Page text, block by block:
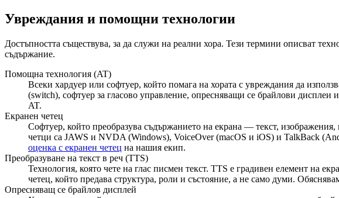
Увреждания и помощни технологии
Достъпността съществува, за да служи на реални хора. Тези термини описват
съдържание.
Помощна технология (AT)
Всеки хардуер или софтуер, който помага на хората с увреждания да
(switch), софтуер за гласово управление, опресняващи се брайлови дисплеи
AT.
Екранен четец
Софтуер, който преобразува съдържанието на екрана — текст,
четци са JAWS и NVDA (Windows), VoiceOver (macOS и iOS) и TalkBack
оценка с екранен четец на нашия екип.
Преобразуване на текст в реч (TTS)
Технология, която чете на глас писмен текст. TTS е градивен елемент на
четец, който предава структура, роли и състояние, а не само думи.
Опресняващ се брайлов дисплей